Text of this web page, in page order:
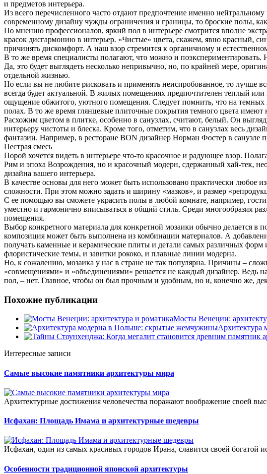
и предметов интерьера.
Из всего перечисленного часто отдают предпочтение именно
современному дизайну чужды ограничения и границы, то броские полы,
По мнению профессионалов, яркий пол в интерьере смотрится вполне
красок дисгармонию в интерьер. «Чистые» цвета, скажем, явно красный,
причинять дискомфорт. А наш взор стремится к органичному и
В то же время специалисты полагают, что можно и
Да, это будет выглядеть несколько непривычно, но, по крайней мере,
отдельной жизнью.
Но если вы не любите рисковать и применять неиспробованное, то лучше
всегда будет актуальной. В жилых помещениях предпочтителен теплый
ощущение обжитого, уютного помещения. Следует помнить, что на темных
полах. В то же время глянцевые плиточные покрытия темного цвета
Расхожим цветом в плитке, особенно в санузлах, считают, белый. Он
интерьеру чистоты и блеска. Кроме того, отметим, что в санузлах весь
фантазии. Например, в ресторане BON дизайнер Норман Фостер в
Пестрая смесь
Порой хочется видеть в интерьере что-то красочное и радующее взор.
Рим и эпоха Возрождения, но и красочный модерн, сдержанный хай-тек,
дизайна вашего интерьера.
В качестве основы для него может быть использовано практически
сложности. При этом можно задать и ширину «мазков», и размер
С ее помощью вы сможете украсить полы в любой комнате, например,
уместно и гармонично вписываться в общий стиль. Среди многообразия
помещения.
Выбор конкретного материала для конкретной мозаики обычно делается в
композиция может быть выполнена из комбинации материалов. А
получать каменные и керамические плиты и детали самых различных форм
флористические темы, и завитки рококо, и плавные линии модерна.
Но, к сожалению, мозаика у нас в стране не так популярна. Причины –
«совмещениями» и «объединениями» решается не каждый дизайнер. Ведь
пол, – нет. Главное, чтобы он был прочным и удобным, но и, конечно же,
Похожие публикации
Мосты Венеции:
Интересные записи
Самые высокие памятники архитектуры мира
Архитектурные достижения человечества поражают воображение своей
Исфахан: Площадь Имама и архитектурные шедевры
Исфахан, один из самых красивых городов Ирана, славится своей богатой
Особенности традиционной японской архитектуры